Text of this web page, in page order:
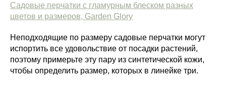
Садовые перчатки с гламурным блеском разных
цветов и размеров, Garden Glory
Неподходящие по размеру садовые перчатки могут
испортить все удовольствие от посадки растений,
поэтому примерьте эту пару из синтетической кожи,
чтобы определить размер, которых в линейке три.